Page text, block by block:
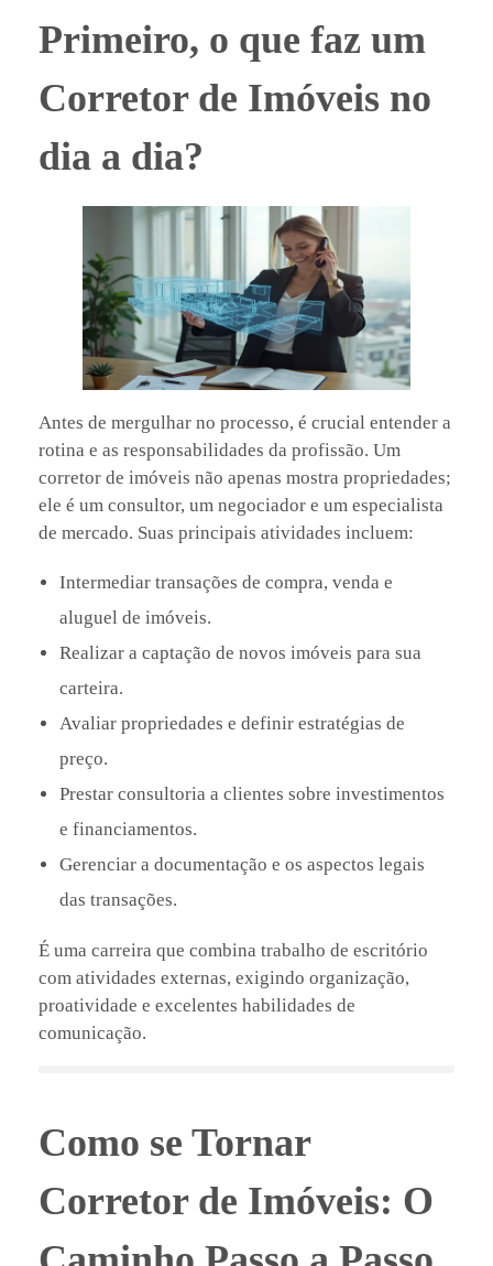
Primeiro, o que faz um
Corretor de Imóveis no
dia a dia?
Antes de mergulhar no processo, é crucial entender a
rotina e as responsabilidades da profissão. Um
corretor de imóveis não apenas mostra propriedades;
ele é um consultor, um negociador e um especialista
de mercado. Suas principais atividades incluem:
Intermediar transações de compra, venda e
aluguel de imóveis.
Realizar a captação de novos imóveis para sua
carteira.
Avaliar propriedades e definir estratégias de
preço.
Prestar consultoria a clientes sobre investimentos
e financiamentos.
Gerenciar a documentação e os aspectos legais
das transações.
É uma carreira que combina trabalho de escritório
com atividades externas, exigindo organização,
proatividade e excelentes habilidades de
comunicação.
Como se Tornar
Corretor de Imóveis: O